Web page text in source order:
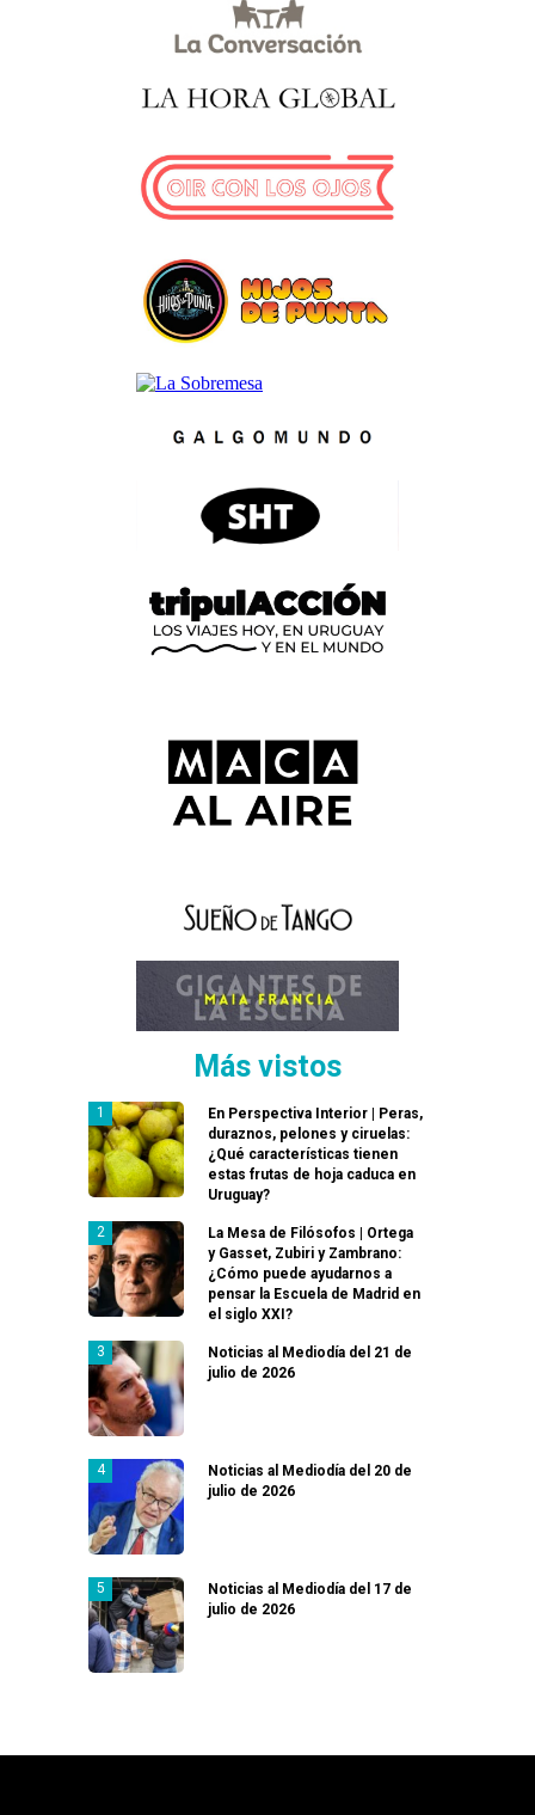
Más vistos
En Perspectiva Interior | Peras,
duraznos, pelones y ciruelas:
¿Qué características tienen
estas frutas de hoja caduca en
Uruguay?
La Mesa de Filósofos | Ortega
y Gasset, Zubiri y Zambrano:
¿Cómo puede ayudarnos a
pensar la Escuela de Madrid en
el siglo XXI?
Noticias al Mediodía del 21 de
julio de 2026
Noticias al Mediodía del 20 de
julio de 2026
Noticias al Mediodía del 17 de
julio de 2026